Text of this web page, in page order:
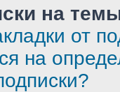
на
от
на